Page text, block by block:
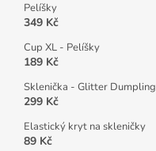
Pelíšky
349 Kč
Cup XL - Pelíšky
189 Kč
Sklenička - Glitter Dumpling
299 Kč
Elastický kryt na skleničky
89 Kč